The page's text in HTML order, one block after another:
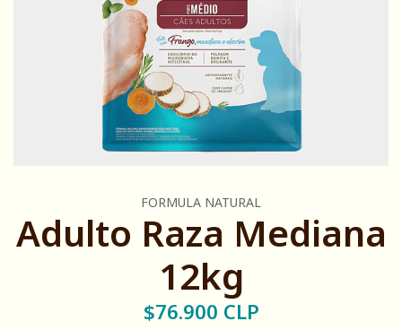
FORMULA NATURAL
Adulto Raza Mediana
12kg
$76.900 CLP